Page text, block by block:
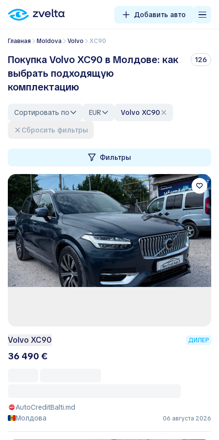
Добавить авто
Главная Moldova Volvo XC90
Покупка Volvo XC90 в Молдове: как
выбрать подходящую
комплектацию
126
Сортировать по EUR
Volvo XC90
Сбросить фильтры
Фильтры
Volvo XC90 ДИЛЕР
36 490 €
AutoCreditBalti.md
Молдова
06 августа 2026